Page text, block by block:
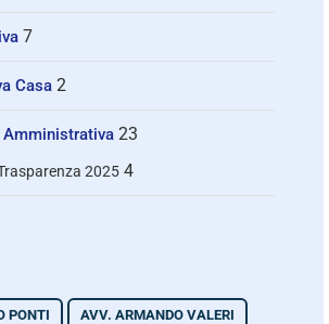
7
Casa 2
Amministrativa 23
2025 4
PONTI AVV. ARMANDO VALERI